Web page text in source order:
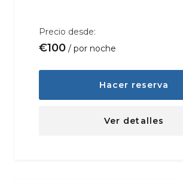
Precio desde:
€100 por noche
Hacer reserva
Ver detalles